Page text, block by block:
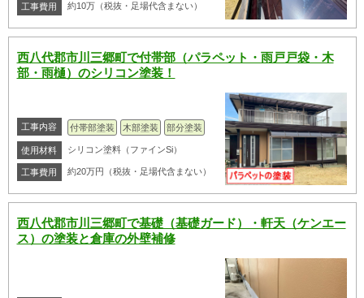
工事費用
約10万（税抜・足場代含まない）
西八代郡市川三郷町で付帯部（パラペット・雨戸戸袋・木
部・雨樋）のシリコン塗装！
工事内容 付帯部塗装 木部塗装 部分塗装
使用材料 シリコン塗料（ファインSi）
工事費用 約20万円（税抜・足場代含まない）
西八代郡市川三郷町で基礎（基礎ガード）・軒天（ケンエー
ス）の塗装と倉庫の外壁補修